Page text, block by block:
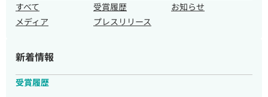
すべて 受賞履歴
お知らせ
メディア
プレスリリース
新着情報
受賞履歴